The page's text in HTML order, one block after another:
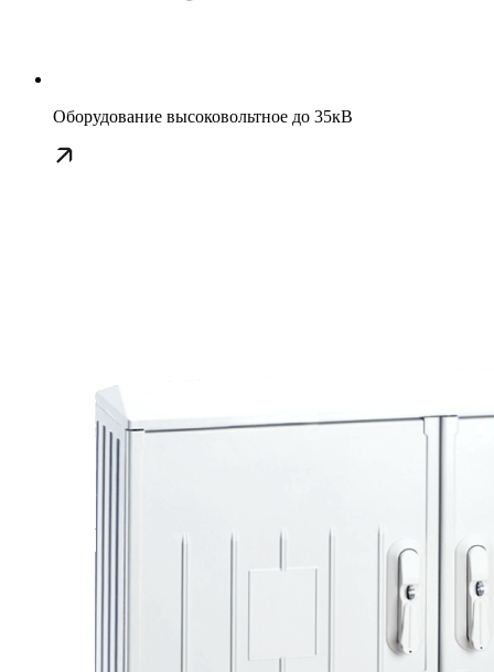
Оборудование высоковольтное до 35кВ